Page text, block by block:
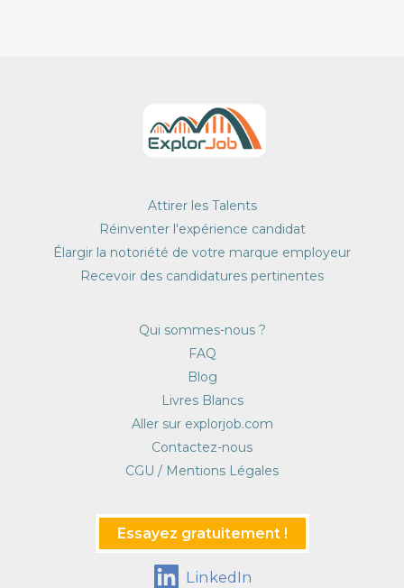
Attirer les Talents
Réinventer l'expérience candidat
Élargir la notoriété de votre marque employeur
Recevoir des candidatures pertinentes
Qui sommes-nous ?
FAQ
Blog
Livres Blancs
Aller sur explorjob.com
Contactez-nous
CGU / Mentions Légales
Essayez gratuitement !
LinkedIn